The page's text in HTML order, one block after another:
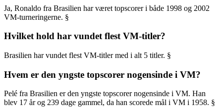
Ja, Ronaldo fra Brasilien har været topscorer i både 1998 og 2002
VM-turneringerne. §
Hvilket hold har vundet flest VM-titler?
Brasilien har vundet flest VM-titler med i alt 5 titler. §
Hvem er den yngste topscorer nogensinde i VM?
Pelé fra Brasilien er den yngste topscorer nogensinde i VM. Han
blev 17 år og 239 dage gammel, da han scorede mål i VM i 1958. §